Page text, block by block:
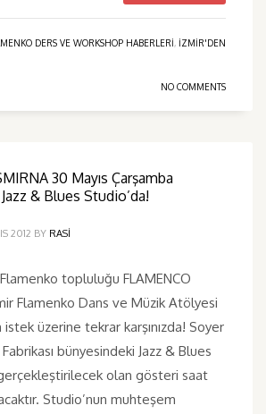
DERS VE WORKSHOP HABERLERI, IZMIR'DEN
NO COMMENTS
30 Mayıs Çarşamba
& Blues Studio’da!
2012 BY RASI
topluluğu FLAMENCO
Flamenko Dans ve Müzik Atölyesi
istek üzerine tekrar karşınızda! Soyer
bünyesindeki Jazz & Blues
olan gösteri saat
Studio’nun muhteşem